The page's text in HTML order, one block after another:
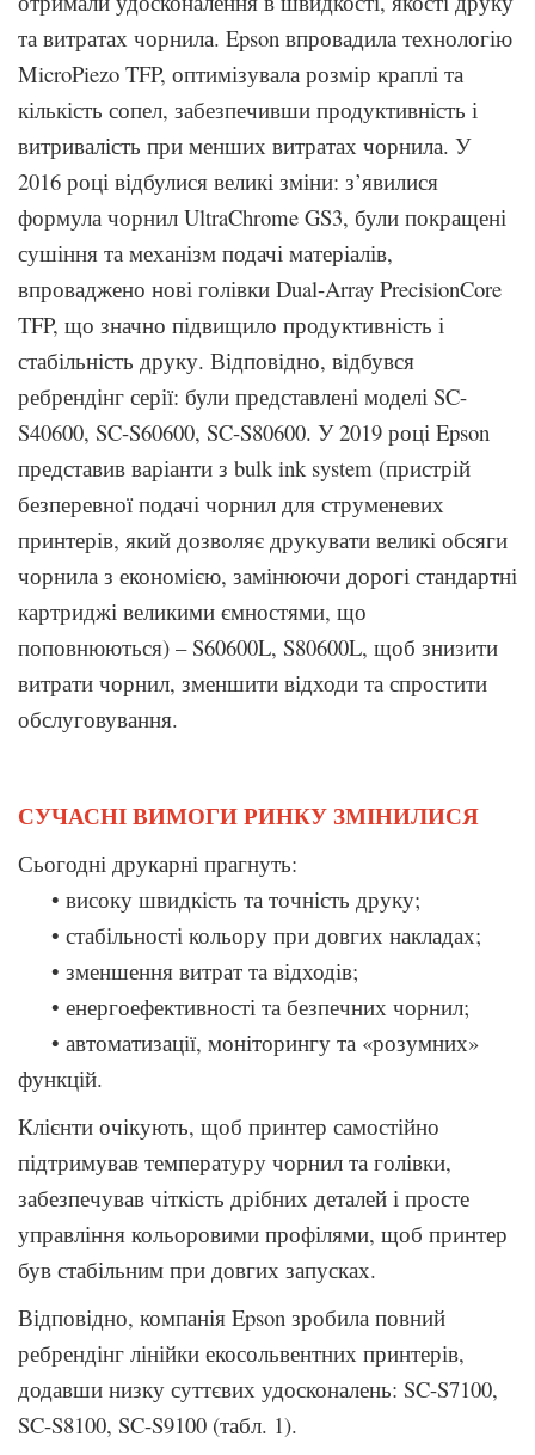
та витратах чорнила. Epson впровадила технологію
MicroPiezo TFP, оптимізувала розмір краплі та
кількість сопел, забезпечивши продуктивність і
витривалість при менших витратах чорнила. У
2016 році відбулися великі зміни: з’явилися
формула чорнил UltraChrome GS3, були покращені
сушіння та механізм подачі матеріалів,
впроваджено нові голівки Dual-Array PrecisionCore
TFP, що значно підвищило продуктивність і
стабільність друку. Відповідно, відбувся
ребрендінг серії: були представлені моделі SC-
S40600, SC-S60600, SC-S80600. У 2019 році Epson
представив варіанти з bulk ink system (пристрій
безперевної подачі чорнил для струменевих
принтерів, який дозволяє друкувати великі обсяги
чорнила з економією, замінюючи дорогі стандартні
картриджі великими ємностями, що
поповнюються) – S60600L, S80600L, щоб знизити
витрати чорнил, зменшити відходи та спростити
обслуговування.
СУЧАСНІ ВИМОГИ РИНКУ ЗМІНИЛИСЯ
Сьогодні друкарні прагнуть:
• високу швидкість та точність друку;
• стабільності кольору при довгих накладах;
• зменшення витрат та відходів;
• енергоефективності та безпечних чорнил;
• автоматизації, моніторингу та «розумних»
функцій.
Клієнти очікують, щоб принтер самостійно
підтримував температуру чорнил та голівки,
забезпечував чіткість дрібних деталей і просте
управління кольоровими профілями, щоб принтер
був стабільним при довгих запусках.
Відповідно, компанія Epson зробила повний
ребрендінг лінійки екосольвентних принтерів,
додавши низку суттєвих удосконалень: SC-S7100,
SC-S8100, SC-S9100 (табл. 1).